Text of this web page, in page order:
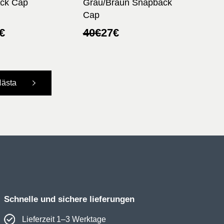
Cap
Grau/Braun Snapback
Cap
40€
Ursprünglicher
27€
Aktueller
Schnelle und sichere lieferungen
Lieferzeit 1–3 Werktage